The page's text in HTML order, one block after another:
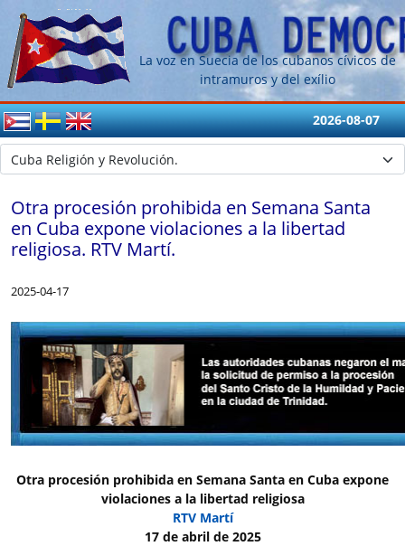
La voz en Suecia de los cubanos cívicos de
intramuros y del exílio
2026-08-07
Otra procesión prohibida en Semana Santa
en Cuba expone violaciones a la libertad
religiosa. RTV Martí.
2025-04-17
Otra procesión prohibida en Semana Santa en Cuba expone
violaciones a la libertad religiosa
RTV Martí
17 de abril de 2025